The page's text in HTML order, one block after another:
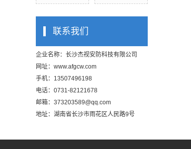
联系我们
企业名称：长沙杰视安防科技有限公司
网址： www.afgcw.com
手机：13507496198
电话：0731-82121678
邮箱：373203589@qq.com
地址：湖南省长沙市雨花区人民路9号